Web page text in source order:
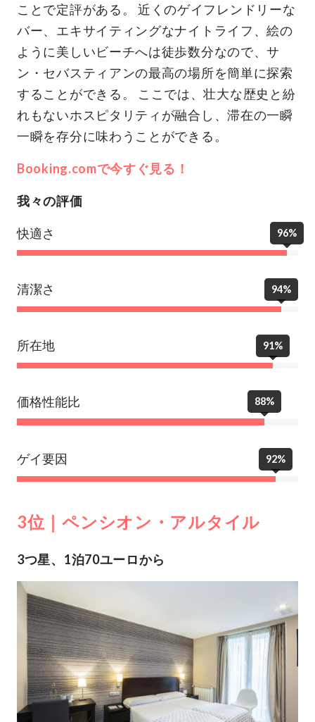
ことで定評がある。 近くのゲイフレンドリーな
バー、エキサイティングなナイトライフ、絵の
ように美しいビーチへは徒歩数分なので、サ
ン・セバスティアンの最高の場所を簡単に探索
することができる。 ここでは、壮大な歴史と紛
れもないホスピタリティが融合し、滞在の一瞬
一瞬を存分に味わうことができる。
Booking.comで今すぐ見る！
我々の評価
快適さ 96%
清潔さ 94%
所在地 91%
価格性能比 88%
ゲイ要因 92%
3位｜ペンシオン・アルタイル
3つ星、1泊70ユーロから